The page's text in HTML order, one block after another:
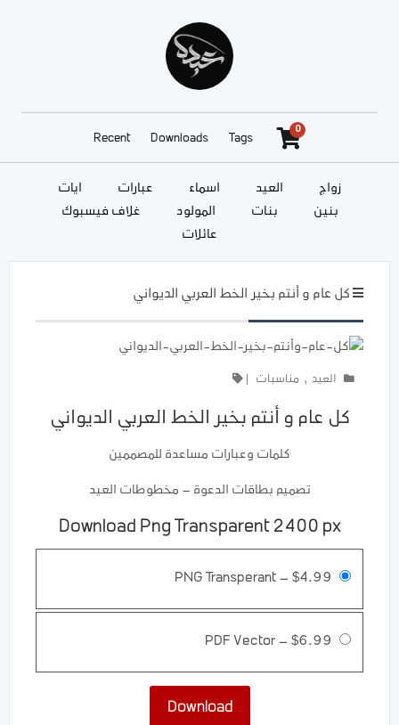
Recent Downloads Tags
0
آيات عبارات أسماء العيد
زواج
غلاف فيسبوك
المولود بنات
بنين
عائلات
كل عام و أنتم بخير الخط العربي الديواني
العيد , مناسبات
كل عام و أنتم بخير الخط العربي الديواني
كلمات وعبارات مساعدة للمصممين
تصميم بطاقات الدعوة – مخطوطات العيد
Download Png Transparent 2400 px
PNG Transperant – $4.99
PDF Vector– $6.99
Download